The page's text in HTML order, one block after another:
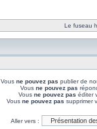
Le fuseau
Vous ne pouvez pas publier de
Vous ne pouvez pas
Vous ne pouvez pas éditer
Vous ne pouvez pas supprimer
Aller vers :